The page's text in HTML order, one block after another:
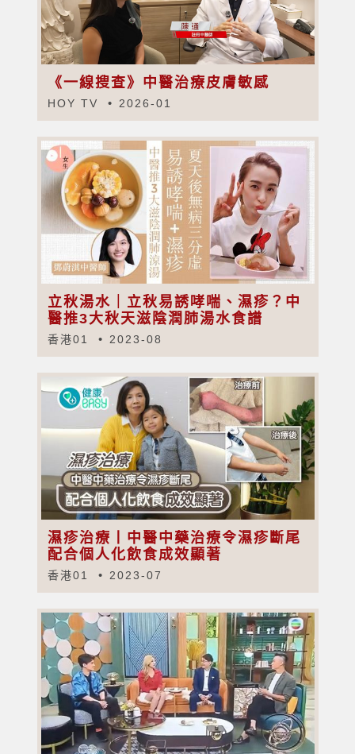
《一線搜查》中醫治療皮膚敏感
HOY TV 2026-01
立秋湯水｜立秋易誘哮喘、濕疹？中
醫推3大秋天滋陰潤肺湯水食譜
香港01 2023-08
濕疹治療丨中醫中藥治療令濕疹斷尾
配合個人化飲食成效顯著
香港01 2023-07